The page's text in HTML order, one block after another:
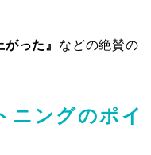
った』 などの絶賛の
ニングのポイ